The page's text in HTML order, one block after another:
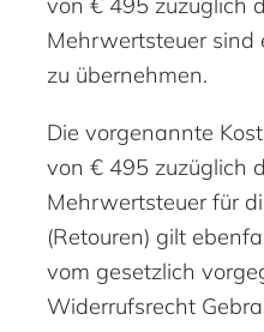
von € 495 zuzüglich
Mehrwertsteuer sind
zu übernehmen.
Die vorgenannte
von € 495 zuzüglich
Mehrwertsteuer für
(Retouren) gilt
vom gesetzlich
Widerrufsrecht